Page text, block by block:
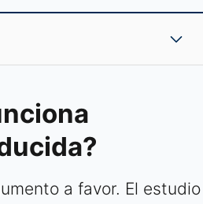
a favor. El estudio